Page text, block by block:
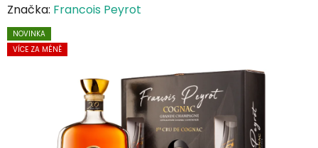
hodnocení
produktu
je
hvězdiček.
Značka: Francois Peyrot
NOVINKA
VÍCE ZA MÉNĚ